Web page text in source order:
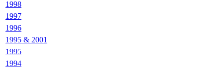
1998
1997
1996
1995 & 2001
1995
1994